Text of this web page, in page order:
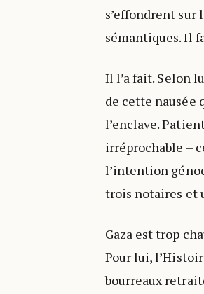
s’effondrent sur
sémantiques. Il
Il l’a fait. Selon
de cette nausée
l’enclave.
irréprochable –
l’intention
trois notaires et
Gaza est trop
Pour lui,
bourreaux